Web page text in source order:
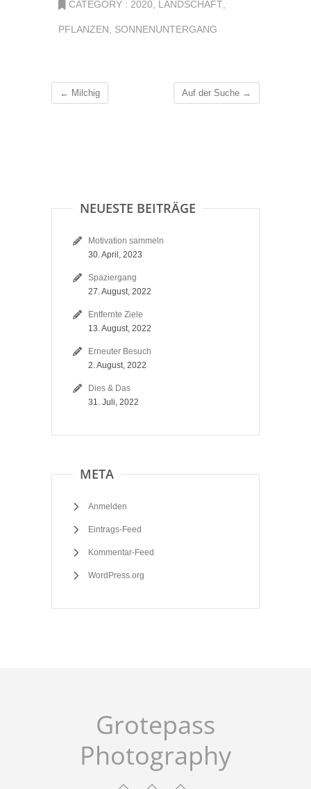
CATEGORY : 2020 LANDSCHAFT
PFLANZEN SONNENUNTERGANG
← Milchig Auf der Suche →
NEUESTE BEITRÄGE
Motivation sammeln
30. April, 2023
Spaziergang
27. August, 2022
Entfernte Ziele
13. August, 2022
Erneuter Besuch
2. August, 2022
Dies & Das
31. Juli, 2022
META
Anmelden
Eintrags-Feed
Kommentar-Feed
WordPress.org
Grotepass
Photography